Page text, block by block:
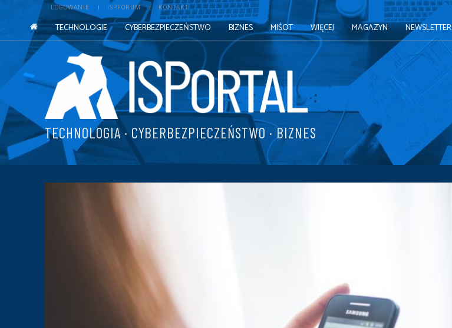
LOGOWANIE ISPFORUM KONTAKT
TECHNOLOGIE CYBERBEZPIECZEŃSTWO BIZNES MIŚOT WIĘCEJ MAGAZYN NEWSLETTER
TECHNOLOGIA · CYBERBEZPIECZEŃSTWO · BIZNES